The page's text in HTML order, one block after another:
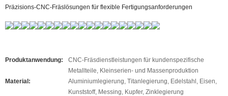
Präzisions-CNC-Fräslösungen für flexible Fertigungsanforderungen
Produktanwendung:
CNC-Fräsdienstleistungen für kundenspezifische
Metallteile, Kleinserien- und Massenproduktion
Material:
Aluminiumlegierung, Titanlegierung, Edelstahl, Eisen,
Kunststoff, Messing, Kupfer, Zinklegierung